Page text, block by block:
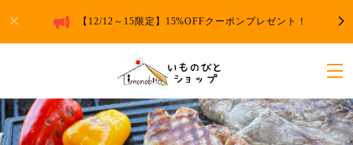
【12/12～15限定】15%OFFクーポンプレゼント！